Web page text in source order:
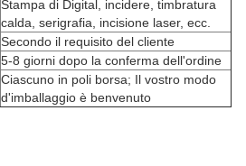
Stampa di Digital, incidere, timbratura
calda, serigrafia, incisione laser, ecc.
Secondo il requisito del cliente
5-8 giorni dopo la conferma dell'ordine
Ciascuno in poli borsa; Il vostro modo
d'imballaggio è benvenuto